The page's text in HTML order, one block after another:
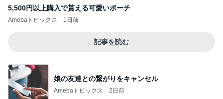
5,500円以上購入で貰える可愛いポーチ
Amebaトピックス 1日前
記事を読む
娘の友達との繋がりをキャンセル
Amebaトピックス 2日前